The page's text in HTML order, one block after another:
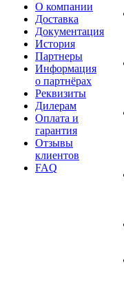
О компании
Доставка
Документация
История
Партнеры
Информация
о партнёрах
Реквизиты
Дилерам
Оплата и
гарантия
Отзывы
клиентов
FAQ